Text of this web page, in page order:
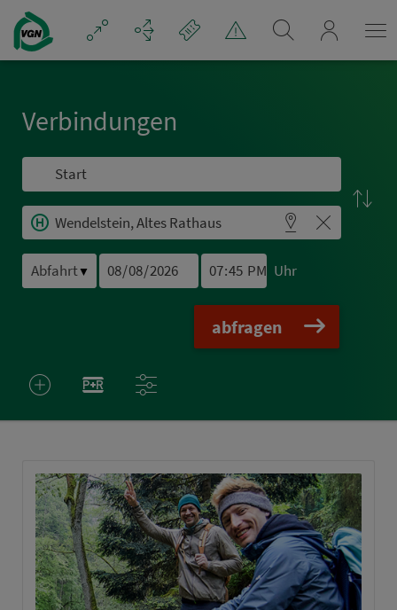
Navigation überspringen
Ver­bin­dungen
▼ Uhr
abfragen